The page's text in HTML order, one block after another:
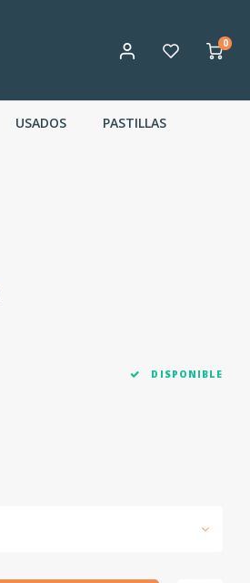
0
USADOS PASTILLAS
DISPONIBLE